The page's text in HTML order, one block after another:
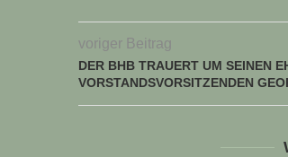
voriger Beitrag
DER BHB TRAUERT UM SEINEN
VORSTANDSVORSITZENDEN